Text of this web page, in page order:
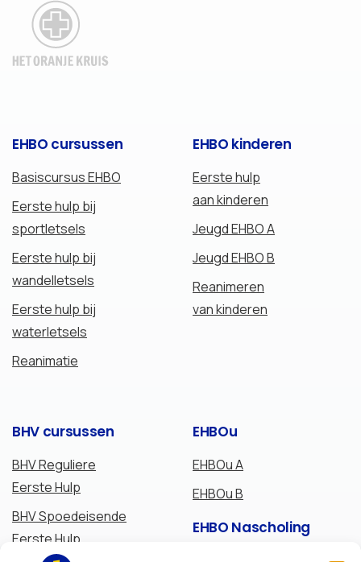
EHBO cursussen
Basiscursus EHBO
Eerste hulp bij
sportletsels
Eerste hulp bij
wandelletsels
Eerste hulp bij
waterletsels
Reanimatie
EHBO kinderen
Eerste hulp
aan kinderen
Jeugd EHBO A
Jeugd EHBO B
Reanimeren
van kinderen
BHV cursussen
BHV Reguliere
Eerste Hulp
BHV Spoedeisende
Eerste Hulp
EHBOu
EHBOu A
EHBOu B
EHBO Nascholing